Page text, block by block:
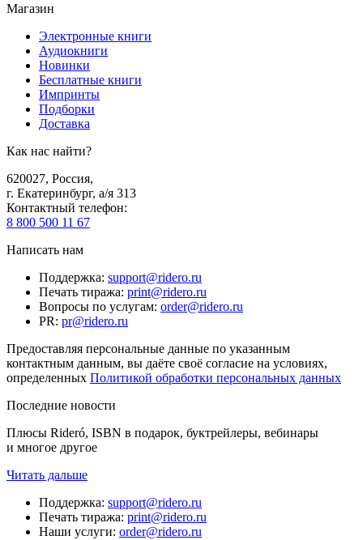
Магазин
Электронные книги
Аудиокниги
Новинки
Бесплатные книги
Импринты
Подборки
Доставка
Как нас найти?
620027, Россия,
г. Екатеринбург, а/я 313
Контактный телефон:
8 800 500 11 67
Написать нам
Поддержка: support@ridero.ru
Печать тиража: print@ridero.ru
Вопросы по услугам: order@ridero.ru
PR: pr@ridero.ru
Предоставляя персональные данные по указанным
контактным данным, вы даёте своё согласие на условиях,
определенных Политикой обработки персональных данных
Последние новости
Плюсы Rideró, ISBN в подарок, буктрейлеры, вебинары
и многое другое
Читать дальше
Поддержка: support@ridero.ru
Печать тиража: print@ridero.ru
Наши услуги: order@ridero.ru